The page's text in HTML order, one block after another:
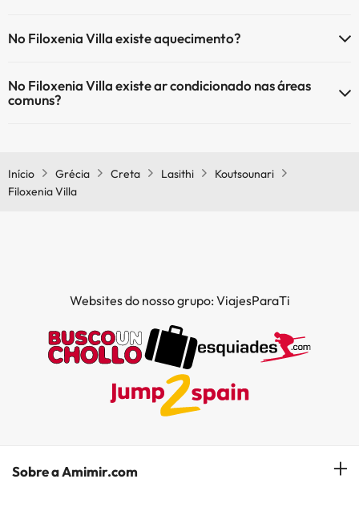
No Filoxenia Villa existe aquecimento?
No Filoxenia Villa existe ar condicionado nas áreas
comuns?
Início Grécia Creta Lasithi
Koutsounari
Filoxenia Villa
Websites do nosso grupo: ViajesParaTi
Sobre a Amimir.com